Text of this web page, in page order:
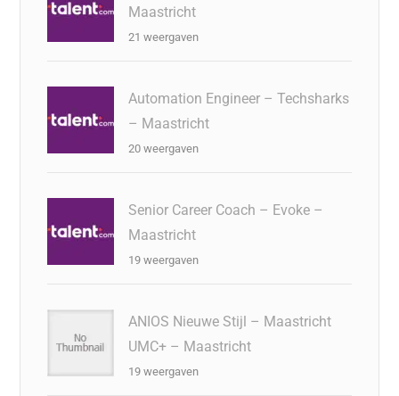
Maastricht
21 weergaven
Automation Engineer – Techsharks
– Maastricht
20 weergaven
Senior Career Coach – Evoke –
Maastricht
19 weergaven
ANIOS Nieuwe Stijl – Maastricht
UMC+ – Maastricht
19 weergaven